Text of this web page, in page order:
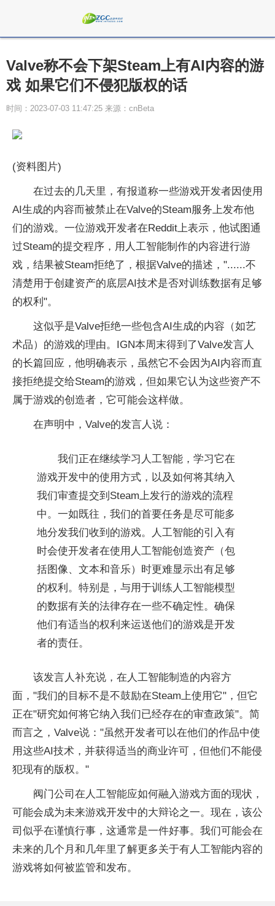
Valve称不会下架Steam上有AI内容的游
戏 如果它们不侵犯版权的话
时间：2023-07-03 11:47:25 来源：cnBeta
(资料图片)
在过去的几天里，有报道称一些游戏开发者因使用
AI生成的内容而被禁止在Valve的Steam服务上发布他
们的游戏。一位游戏开发者在Reddit上表示，他试图通
过Steam的提交程序，用人工智能制作的内容进行游
戏，结果被Steam拒绝了，根据Valve的描述，"......不
清楚用于创建资产的底层AI技术是否对训练数据有足够
的权利"。
这似乎是Valve拒绝一些包含AI生成的内容（如艺
术品）的游戏的理由。IGN本周末得到了Valve发言人
的长篇回应，他明确表示，虽然它不会因为AI内容而直
接拒绝提交给Steam的游戏，但如果它认为这些资产不
属于游戏的创造者，它可能会这样做。
在声明中，Valve的发言人说：
我们正在继续学习人工智能，学习它在
游戏开发中的使用方式，以及如何将其纳入
我们审查提交到Steam上发行的游戏的流程
中。一如既往，我们的首要任务是尽可能多
地分发我们收到的游戏。人工智能的引入有
时会使开发者在使用人工智能创造资产（包
括图像、文本和音乐）时更难显示出有足够
的权利。特别是，与用于训练人工智能模型
的数据有关的法律存在一些不确定性。确保
他们有适当的权利来运送他们的游戏是开发
者的责任。
该发言人补充说，在人工智能制造的内容方
面，"我们的目标不是不鼓励在Steam上使用它"，但它
正在"研究如何将它纳入我们已经存在的审查政策"。简
而言之，Valve说："虽然开发者可以在他们的作品中使
用这些AI技术，并获得适当的商业许可，但他们不能侵
犯现有的版权。"
阀门公司在人工智能应如何融入游戏方面的现状，
可能会成为未来游戏开发中的大辩论之一。现在，该公
司似乎在谨慎行事，这通常是一件好事。我们可能会在
未来的几个月和几年里了解更多关于有人工智能内容的
游戏将如何被监管和发布。